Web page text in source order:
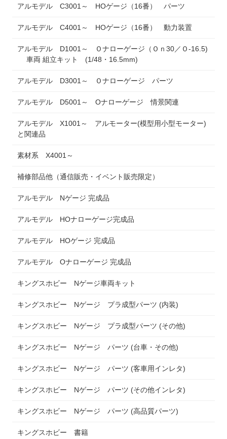
アルモデル C3001～ HOゲージ（16番） パーツ
アルモデル C4001～ HOゲージ（16番） 動力装置
アルモデル D1001～ Ｏナローゲージ（Ｏｎ30／Ｏ-16.5)
車両 組立キット (1/48・16.5mm)
アルモデル D3001～ Ｏナローゲージ パーツ
アルモデル D5001～ Oナローゲージ 情景関連
アルモデル X1001～ アルモーター(模型用小型モーター)
と関連品
素材系 X4001～
補修部品他（通信販売・イベント販売限定）
アルモデル Nゲージ 完成品
アルモデル HOナローゲージ完成品
アルモデル HOゲージ 完成品
アルモデル Oナローゲージ 完成品
キングスホビー Nゲージ車両キット
キングスホビー Nゲージ プラ成型パーツ (内装)
キングスホビー Nゲージ プラ成型パーツ (その他)
キングスホビー Nゲージ パーツ (台車・その他)
キングスホビー Nゲージ パーツ (客車用インレタ)
キングスホビー Nゲージ パーツ (その他インレタ)
キングスホビー Nゲージ パーツ (高品質パーツ)
キングスホビー 書籍